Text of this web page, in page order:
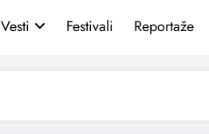
Vesti Festivali Reportaže